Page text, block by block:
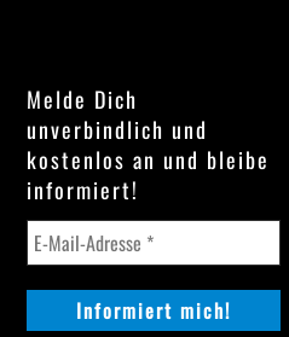
Melde Dich
unverbindlich und
kostenlos an und bleibe
informiert!